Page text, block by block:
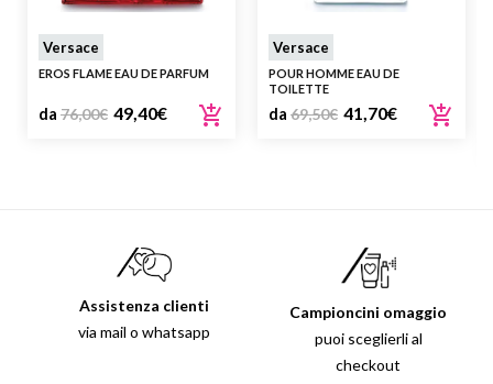
Versace
EROS FLAME EAU DE PARFUM
da 76,00€ 49,40€
Versace
POUR HOMME EAU DE
TOILETTE
da 69,50€ 41,70€
Assistenza clienti
via mail o whatsapp
Campioncini omaggio
puoi sceglierli al
checkout